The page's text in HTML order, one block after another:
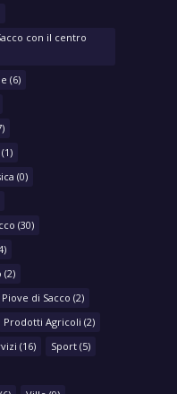
con il centro
(6)
(1)
(0)
(30)
(2)
di Sacco (2)
Prodotti Agricoli (2)
(16) Sport (5)